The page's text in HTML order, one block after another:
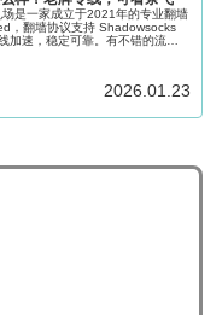
是一家成立于2021年的专业翻墙
，翻墙协议支持 Shadowsocks
加速，稳定可靠。有不错的流媒
2026.01.23